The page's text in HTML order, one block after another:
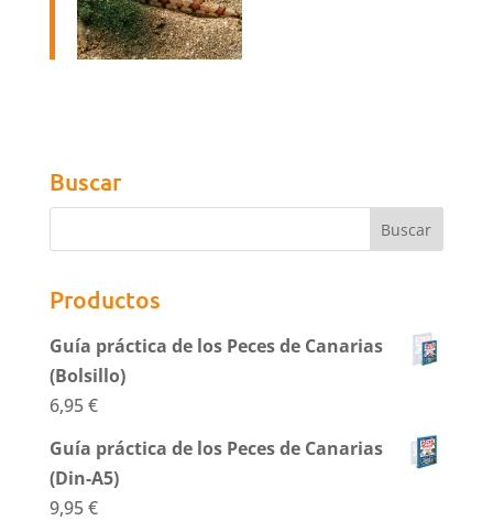
Buscar
Productos
Guía práctica de los Peces de Canarias
(Bolsillo)
6,95€
Guía práctica de los Peces de Canarias
(Din-A5)
9,95€